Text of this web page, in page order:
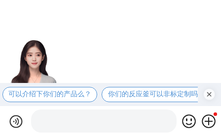
可以介绍下你们的产品么？ 你们的反应釜可以非标定制吗？